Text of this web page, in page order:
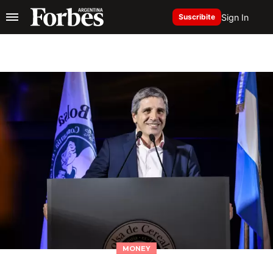
Suscribite Sign In
MONEY